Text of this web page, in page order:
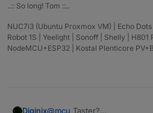
..:: So long! Tom ::..
NUC7i3 (Ubuntu Proxmox VM) | Echo
Robot 1S | Yeelight | Sonoff | Shelly | H801
NodeMCU+ESP32 | Kostal Plenticore
Diginix@mcu Taster?